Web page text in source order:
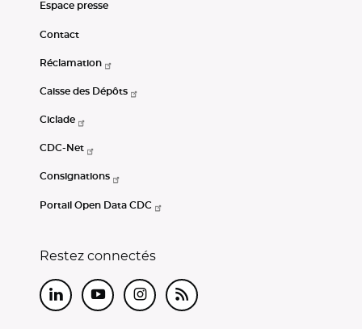
Espace presse
Contact
Réclamation
Caisse des Dépôts
Ciclade
CDC-Net
Consignations
Portail Open Data CDC
Restez connectés
LinkedInYoutubeInstagram
RSS